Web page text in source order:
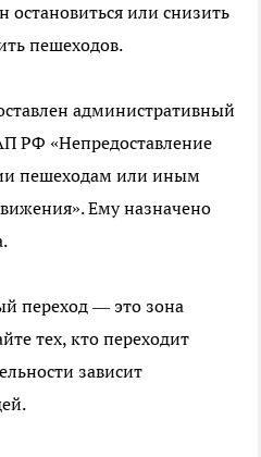
остановиться или снизить
пешеходов.
административный
РФ «Непредоставление
пешеходам или иным
Ему назначено
переход — это зона
тех, кто переходит
зависит